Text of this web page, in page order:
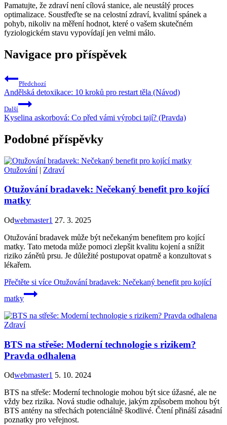
Pamatujte, že zdraví není cílová stanice, ale neustálý proces
optimalizace. Soustřeďte se na celostní zdraví, kvalitní spánek a
pohyb, nikoliv na měření hodnot, které o vašem skutečném
fyziologickém stavu vypovídají jen velmi málo.
Navigace pro příspěvek
Předchozí
Andělská detoxikace: 10 kroků pro restart těla (Návod)
Další
Kyselina askorbová: Co před vámi výrobci tají? (Pravda)
Podobné příspěvky
Otužování| Zdraví
Otužování bradavek: Nečekaný benefit pro kojící
matky
Odwebmaster1 27. 3. 2025
Otužování bradavek může být nečekaným benefitem pro kojící
matky. Tato metoda může pomoci zlepšit kvalitu kojení a snížit
riziko zánětů prsu. Je důležité postupovat opatrně a konzultovat s
lékařem.
Přečtěte si více Otužování bradavek: Nečekaný benefit pro kojící
matky
Zdraví
BTS na střeše: Moderní technologie s rizikem?
Pravda odhalena
Odwebmaster1 5. 10. 2024
BTS na střeše: Moderní technologie mohou být sice úžasné, ale ne
vždy bez rizika. Nová studie odhaluje, jakým způsobem mohou být
BTS antény na střechách potenciálně škodlivé. Čtení přináší zásadní
poznatky pro veřejnost.